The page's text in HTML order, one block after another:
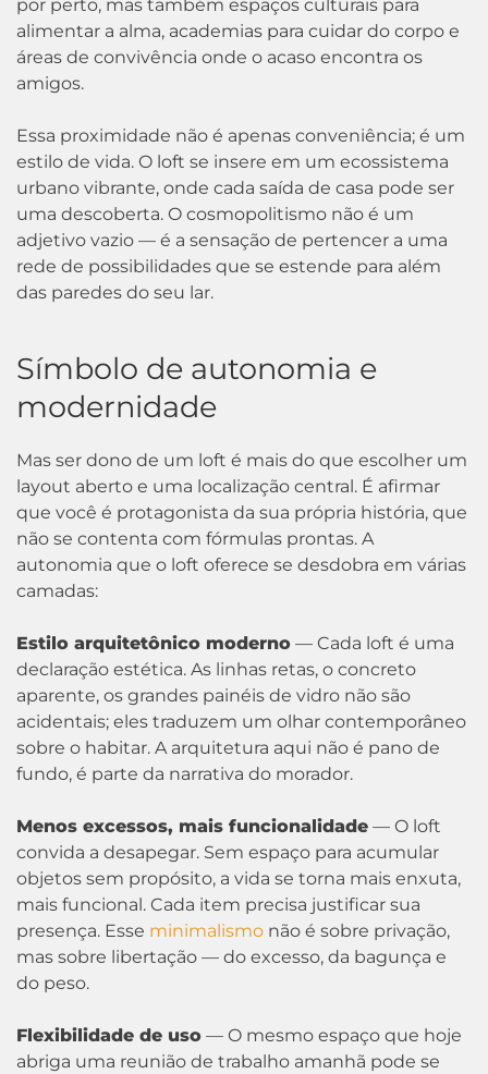
por perto, mas também espaços culturais para
alimentar a alma, academias para cuidar do corpo e
áreas de convivência onde o acaso encontra os
amigos.
Essa proximidade não é apenas conveniência; é um
estilo de vida. O loft se insere em um ecossistema
urbano vibrante, onde cada saída de casa pode ser
uma descoberta. O cosmopolitismo não é um
adjetivo vazio — é a sensação de pertencer a uma
rede de possibilidades que se estende para além
das paredes do seu lar.
Símbolo de autonomia e
modernidade
Mas ser dono de um loft é mais do que escolher um
layout aberto e uma localização central. É afirmar
que você é protagonista da sua própria história, que
não se contenta com fórmulas prontas. A
autonomia que o loft oferece se desdobra em várias
camadas:
Estilo arquitetônico moderno — Cada loft é uma
declaração estética. As linhas retas, o concreto
aparente, os grandes painéis de vidro não são
acidentais; eles traduzem um olhar contemporâneo
sobre o habitar. A arquitetura aqui não é pano de
fundo, é parte da narrativa do morador.
Menos excessos, mais funcionalidade — O loft
convida a desapegar. Sem espaço para acumular
objetos sem propósito, a vida se torna mais enxuta,
mais funcional. Cada item precisa justificar sua
presença. Esse minimalismo não é sobre privação,
mas sobre libertação — do excesso, da bagunça e
do peso.
Flexibilidade de uso — O mesmo espaço que hoje
abriga uma reunião de trabalho amanhã pode se